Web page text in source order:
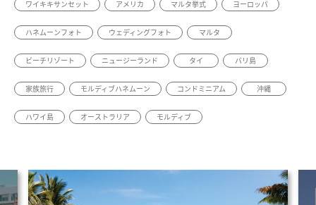
ワイキキサンセット アメリカ マルタ挙式 ヨーロッパ
ハネムーンフォト ウェディングフォト マルタ
ビーチリゾート ニュージーランド タイ バリ島
家族旅行 モルディブハネムーン コンドミニアム 沖縄
ハワイ島 オーストラリア モルディブ